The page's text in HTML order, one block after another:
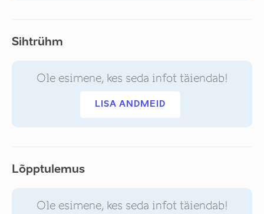
Sihtrühm
Ole esimene, kes seda infot täiendab!
LISA ANDMEID
Lõpptulemus
Ole esimene, kes seda infot täiendab!